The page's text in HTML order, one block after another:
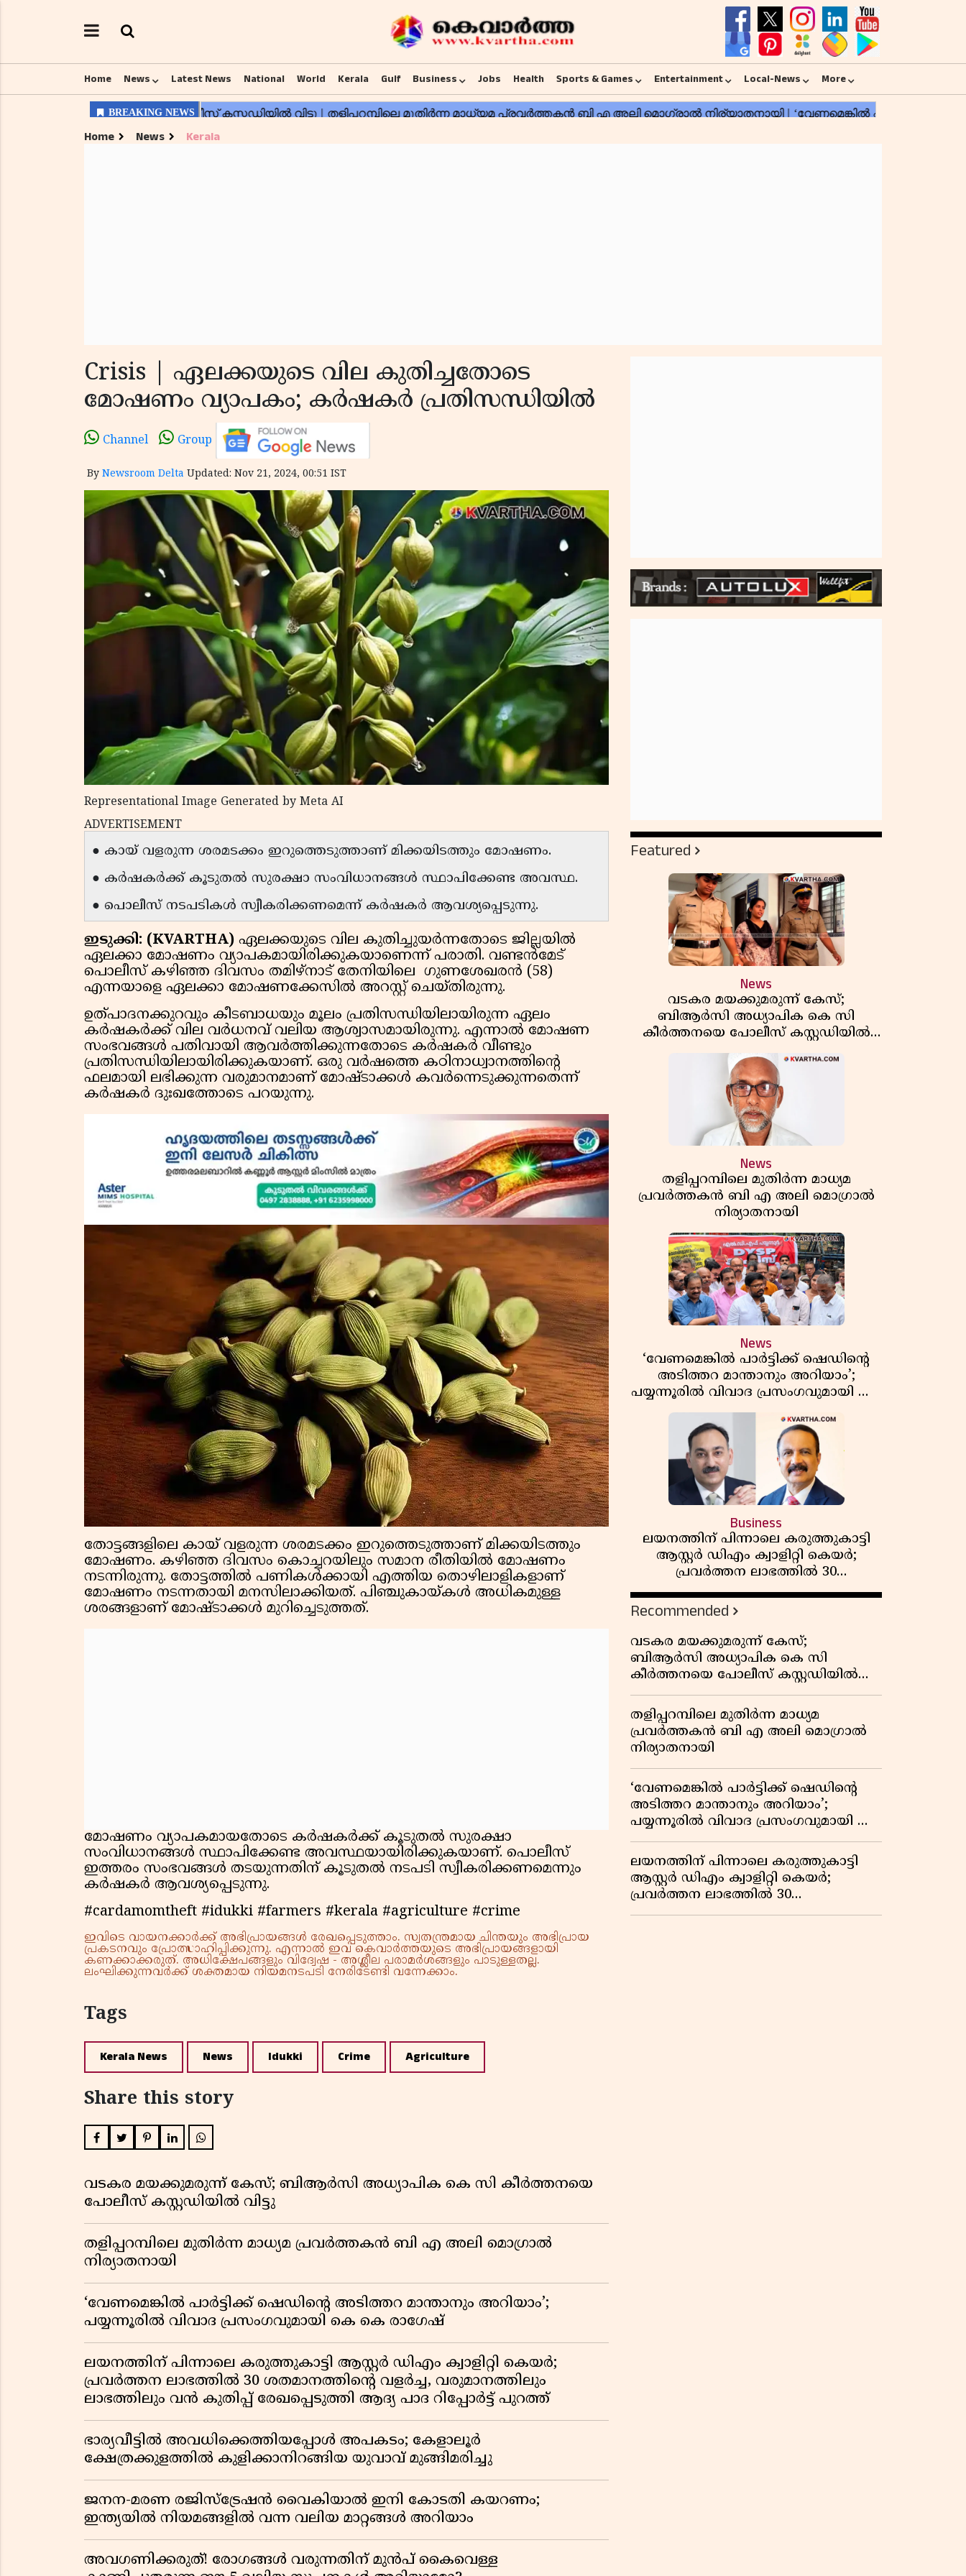
Home News Latest News National World Kerala Gulf Business Jobs Health Sports & Games Entertainment Local-News More
Home News Kerala
Crisis | ഏലക്കയുടെ വില കുതിച്ചതോടെ
മോഷണം വ്യാപകം; കർഷകർ പ്രതിസന്ധിയിൽ
Channel Group
By Newsroom Delta Updated: Nov 21, 2024, 00:51 IST
Representational Image Generated by Meta AI
ADVERTISEMENT
● കായ് വളരുന്ന ശരമടക്കം ഇറുത്തെടുത്താണ് മിക്കയിടത്തും മോഷണം.
● കർഷകർക്ക് കൂടുതൽ സുരക്ഷാ സംവിധാനങ്ങൾ സ്ഥാപിക്കേണ്ട അവസ്ഥ.
● പൊലീസ് നടപടികൾ സ്വീകരിക്കണമെന്ന് കർഷകർ ആവശ്യപ്പെടുന്നു.
ഇടുക്കി: (KVARTHA) ഏലക്കയുടെ വില കുതിച്ചുയർന്നതോടെ ജില്ലയിൽ
ഏലക്കാ മോഷണം വ്യാപകമായിരിക്കുകയാണെന്ന് പരാതി. വണ്ടൻമേട്
പൊലീസ് കഴിഞ്ഞ ദിവസം തമിഴ്നാട് തേനിയിലെ ഗുണശേഖരൻ (58)
എന്നയാളെ ഏലക്കാ മോഷണക്കേസിൽ അറസ്റ്റ് ചെയ്തിരുന്നു.
ഉത്പാദനക്കുറവും കീടബാധയും മൂലം പ്രതിസന്ധിയിലായിരുന്ന ഏലം
കർഷകർക്ക് വില വർധനവ് വലിയ ആശ്വാസമായിരുന്നു. എന്നാൽ മോഷണ
സംഭവങ്ങൾ പതിവായി ആവർത്തിക്കുന്നതോടെ കർഷകർ വീണ്ടും
പ്രതിസന്ധിയിലായിരിക്കുകയാണ്. ഒരു വർഷത്തെ കഠിനാധ്വാനത്തിന്റെ
ഫലമായി ലഭിക്കുന്ന വരുമാനമാണ് മോഷ്ടാക്കൾ കവർന്നെടുക്കുന്നതെന്ന്
കർഷകർ ദുഃഖത്തോടെ പറയുന്നു.
തോട്ടങ്ങളിലെ കായ് വളരുന്ന ശരമടക്കം ഇറുത്തെടുത്താണ് മിക്കയിടത്തും
മോഷണം. കഴിഞ്ഞ ദിവസം കൊച്ചറയിലും സമാന രീതിയിൽ മോഷണം
നടന്നിരുന്നു. തോട്ടത്തിൽ പണികൾക്കായി എത്തിയ തൊഴിലാളികളാണ്
മോഷണം നടന്നതായി മനസിലാക്കിയത്. പിഞ്ചുകായ്കള്‍ അധികമുള്ള
ശരങ്ങളാണ് മോഷ്ടാക്കള്‍ മുറിച്ചെടുത്തത്.
മോഷണം വ്യാപകമായതോടെ കർഷകർക്ക് കൂടുതൽ സുരക്ഷാ
സംവിധാനങ്ങൾ സ്ഥാപിക്കേണ്ട അവസ്ഥയായിരിക്കുകയാണ്. പൊലീസ്
ഇത്തരം സംഭവങ്ങൾ തടയുന്നതിന് കൂടുതൽ നടപടി സ്വീകരിക്കണമെന്നും
കർഷകർ ആവശ്യപ്പെടുന്നു.
#cardamomtheft #idukki #farmers #kerala #agriculture #crime
ഇവിടെ വായനക്കാർക്ക് അഭിപ്രായങ്ങൾ രേഖപ്പെടുത്താം. സ്വതന്ത്രമായ ചിന്തയും അഭിപ്രായ
പ്രകടനവും പ്രോത്സാഹിപ്പിക്കുന്നു. എന്നാൽ ഇവ കെവാർത്തയുടെ അഭിപ്രായങ്ങളായി
കണക്കാക്കരുത്. അധിക്ഷേപങ്ങളും വിദ്വേഷ - അശ്ലീല പരാമർശങ്ങളും പാടുള്ളതല്ല.
ലംഘിക്കുന്നവർക്ക് ശക്തമായ നിയമനടപടി നേരിടേണ്ടി വന്നേക്കാം.
Tags
Kerala News News Idukki Crime Agriculture
Share this story
വടകര മയക്കുമരുന്ന് കേസ്; ബിആർസി അധ്യാപിക കെ സി കീർത്തനയെ
പോലീസ് കസ്റ്റഡിയിൽ വിട്ടു
തളിപ്പറമ്പിലെ മുതിർന്ന മാധ്യമ പ്രവർത്തകൻ ബി എ അലി മൊഗ്രാൽ
നിര്യാതനായി
‘വേണമെങ്കിൽ പാർട്ടിക്ക് ഷെഡിൻ്റെ അടിത്തറ മാന്താനും അറിയാം’;
പയ്യന്നൂരിൽ വിവാദ പ്രസംഗവുമായി കെ കെ രാഗേഷ്
ലയനത്തിന് പിന്നാലെ കരുത്തുകാട്ടി ആസ്റ്റർ ഡിഎം ക്വാളിറ്റി കെയർ;
പ്രവർത്തന ലാഭത്തിൽ 30 ശതമാനത്തിൻ്റെ വളർച്ച, വരുമാനത്തിലും
ലാഭത്തിലും വൻ കുതിപ്പ് രേഖപ്പെടുത്തി ആദ്യ പാദ റിപ്പോർട്ട് പുറത്ത്
ഭാര്യവീട്ടിൽ അവധിക്കെത്തിയപ്പോൾ അപകടം; കേളാലൂർ
ക്ഷേത്രക്കുളത്തിൽ കുളിക്കാനിറങ്ങിയ യുവാവ് മുങ്ങിമരിച്ചു
ജനന-മരണ രജിസ്ട്രേഷൻ വൈകിയാൽ ഇനി കോടതി കയറണം;
ഇന്ത്യയിൽ നിയമങ്ങളിൽ വന്ന വലിയ മാറ്റങ്ങൾ അറിയാം
അവഗണിക്കരുത്! രോഗങ്ങൾ വരുന്നതിന് മുൻപ് കൈവെള്ള
Featured
News
വടകര മയക്കുമരുന്ന് കേസ്;
ബിആർസി അധ്യാപിക കെ സി
കീർത്തനയെ പോലീസ് കസ്റ്റഡിയിൽ
News
തളിപ്പറമ്പിലെ മുതിർന്ന മാധ്യമ
പ്രവർത്തകൻ ബി എ അലി മൊഗ്രാൽ
നിര്യാതനായി
News
‘വേണമെങ്കിൽ പാർട്ടിക്ക് ഷെഡിൻ്റെ
അടിത്തറ മാന്താനും അറിയാം’;
പയ്യന്നൂരിൽ വിവാദ പ്രസംഗവുമായി കെ
കെ രാഗേഷ്
Business
ലയനത്തിന് പിന്നാലെ കരുത്തുകാട്ടി
ആസ്റ്റർ ഡിഎം ക്വാളിറ്റി കെയർ;
പ്രവർത്തന ലാഭത്തിൽ 30
ശതമാനത്തിൻ്റെ വളർച്ച,
വരുമാനത്തിലും ലാഭത്തിലും വൻ
കുതിപ്പ് രേഖപ്പെടുത്തി ആദ്യ പാദ
റിപ്പോർട്ട് പുറത്ത്
Recommended
വടകര മയക്കുമരുന്ന് കേസ്;
ബിആർസി അധ്യാപിക കെ സി
കീർത്തനയെ പോലീസ് കസ്റ്റഡിയിൽ
വിട്ടു
തളിപ്പറമ്പിലെ മുതിർന്ന മാധ്യമ
പ്രവർത്തകൻ ബി എ അലി മൊഗ്രാൽ
നിര്യാതനായി
‘വേണമെങ്കിൽ പാർട്ടിക്ക് ഷെഡിൻ്റെ
അടിത്തറ മാന്താനും അറിയാം’;
പയ്യന്നൂരിൽ വിവാദ പ്രസംഗവുമായി കെ
കെ രാഗേഷ്
ലയനത്തിന് പിന്നാലെ കരുത്തുകാട്ടി
ആസ്റ്റർ ഡിഎം ക്വാളിറ്റി കെയർ;
പ്രവർത്തന ലാഭത്തിൽ 30
ശതമാനത്തിൻ്റെ വളർച്ച,